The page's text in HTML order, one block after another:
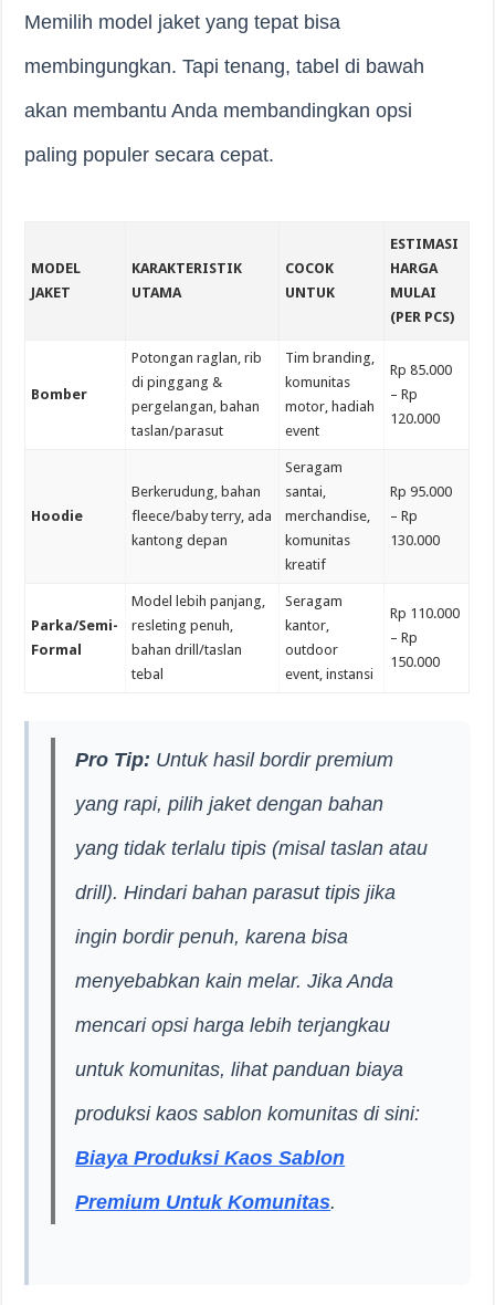
Memilih model jaket yang tepat bisa
membingungkan. Tapi tenang, tabel di bawah
akan membantu Anda membandingkan opsi
paling populer secara cepat.
MODEL
JAKET
KARAKTERISTIK
UTAMA
COCOK
UNTUK
ESTIMASI
HARGA
MULAI
(PER PCS)
Bomber
Potongan raglan, rib
di pinggang &
pergelangan, bahan
taslan/parasut
Tim branding,
komunitas
motor, hadiah
event
Rp 85.000
– Rp
120.000
Hoodie
Berkerudung, bahan
fleece/baby terry, ada
kantong depan
Seragam
santai,
merchandise,
komunitas
kreatif
Rp 95.000
– Rp
130.000
Parka/Semi-
Formal
Model lebih panjang,
resleting penuh,
bahan drill/taslan
tebal
Seragam
kantor,
outdoor
event, instansi
Rp 110.000
– Rp
150.000
Pro Tip: Untuk hasil bordir premium
yang rapi, pilih jaket dengan bahan
yang tidak terlalu tipis (misal taslan atau
drill). Hindari bahan parasut tipis jika
ingin bordir penuh, karena bisa
menyebabkan kain melar. Jika Anda
mencari opsi harga lebih terjangkau
untuk komunitas, lihat panduan biaya
produksi kaos sablon komunitas di sini:
Biaya Produksi Kaos Sablon
Premium Untuk Komunitas.